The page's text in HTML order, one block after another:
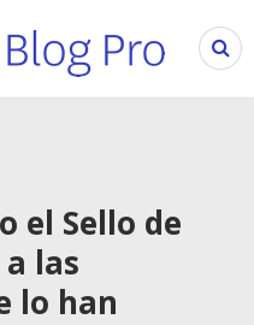
el Sello de
las
lo han